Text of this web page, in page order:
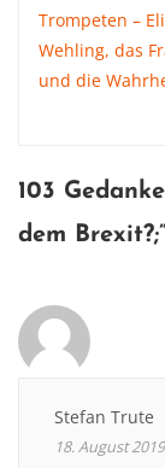
Trompeten –
Wehling, das
und die
103
dem Brexit?;”
Stefan Trute
18. August